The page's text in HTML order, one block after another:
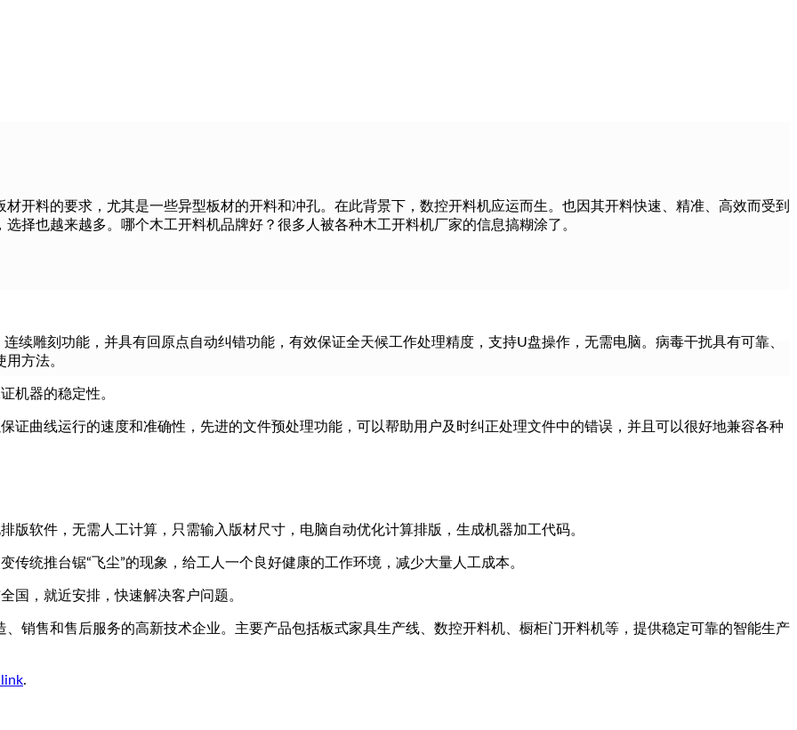
开料的要求，尤其是一些异型板材的开料和冲孔。在此背景下，数控开料机应运而生。也因其开料快速、精准、高效而受到
择也越来越多。哪个木工开料机品牌好？很多人被各种木工开料机厂家的信息搞糊涂了。
续雕刻功能，并具有回原点自动纠错功能，有效保证全天候工作处理精度，支持U盘操作，无需电脑。病毒干扰具有可靠、
方法。
机器的稳定性。
证曲线运行的速度和准确性，先进的文件预处理功能，可以帮助用户及时纠正处理文件中的错误，并且可以很好地兼容各种
版软件，无需人工计算，只需输入版材尺寸，电脑自动优化计算排版，生成机器加工代码。
统推台锯“飞尘”的现象，给工人一个良好健康的工作环境，减少大量人工成本。
国，就近安排，快速解决客户问题。
销售和售后服务的高新技术企业。主要产品包括板式家具生产线、数控开料机、橱柜门开料机等，提供稳定可靠的智能生产
.